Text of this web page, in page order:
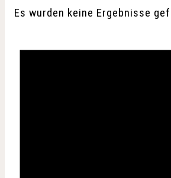
Es wurden keine Ergebnisse